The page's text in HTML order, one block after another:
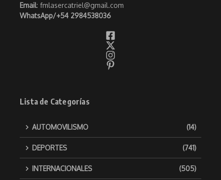
Email: fmlasercatriel@gmail.com
WhatsApp/+54 2984538036
Lista de Categorías
AUTOMOVILISMO (14)
DEPORTES (741)
INTERNACIONALES (505)